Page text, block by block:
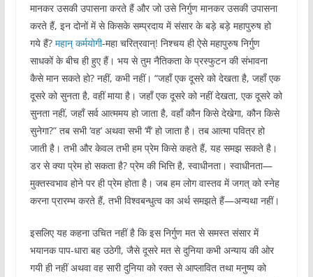
मानकर उसकी उपासना करते हैं और जो उसे निर्गुण मानकर उसकी उपासना
करते हैं, इन दोनों में से किसके सम्प्रदाय में संसार के बड़े बड़े महापुरुष हो
गये हैं? महान् कर्मयोगी-महा चरित्रवान्! निश्चय ही ऐसे महापुरुष निर्गुण
साधकों के बीच ही हुए हैं। भय से तुम नैतिकता के प्रस्फुटन की संभावना
कैसे मान सकते हो? नहीं, कभी नहीं। “जहाँ एक दूसरे को देखता है, जहाँ एक
दूसरे को सुनता है, वहीं माया है। जहाँ एक दूसरे को नहीं देखता, एक दूसरे को
सुनता नहीं, जहाँ सर्व आत्ममय हो जाता है, वहाँ कौन किसे देखेगा, कौन किसे
सुनेगा?” तब सभी ‘वह’ अथवा सभी ‘मैं’ हो जाता है। तब आत्मा पवित्र हो
जाती है। तभी और केवल तभी हम प्रेम किसे कहते हैं, यह समझ सकते है।
डर से क्या प्रेम हो सकता है? प्रेम की भित्ति है, स्वाधीनता। स्वाधीनता—
मुक्तस्वभाव होने पर ही प्रेम होता है। जब हम लोग वास्तव में जगत् को स्नेह
करना प्रारम्भ करते हैं, तभी विश्वबन्धुत्व का अर्थ समझते हैं—अन्यथा नहीं।
इसलिए यह कहना उचित नहीं है कि इस निर्गुण मत से समस्त संसार में
भयानक पाप-धारा बह उठेगी, जैसे दूसरे मत से दुनिया कभी अन्याय की ओर
गयी ही नहीं अथवा वह सारी दुनिया को रक्त से आप्लावित तथा मनुष्य को